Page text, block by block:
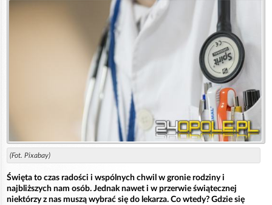
(Fot. Pixabay)
Święta to czas radości i wspólnych chwil w gronie rodziny i
najbliższych nam osób. Jednak nawet i w przerwie świątecznej
niektórzy z nas muszą wybrać się do lekarza. Co wtedy? Gdzie się